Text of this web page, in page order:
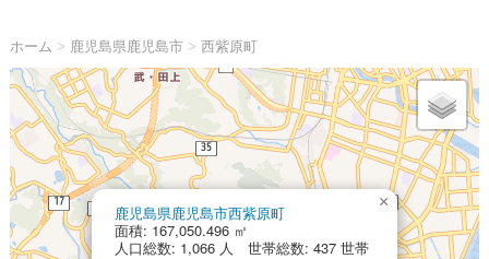
ホーム > 鹿児島県鹿児島市> 西紫原町
鹿児島県鹿児島市西紫原町
面積: 167,050.496 ㎡
人口総数: 1,066 人 世帯総数: 437 世帯
×